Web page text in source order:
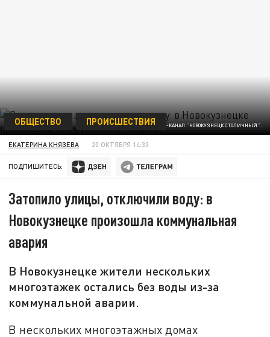
ФОТО: ТЕЛЕГРАМ-КАНАЛ "НОВОКУЗНЕЦК СТОЛИЧНЫЙ".
ОБЩЕСТВО ПРОИСШЕСТВИЯ
ЕКАТЕРИНА КНЯЗЕВА 20 ОКТЯБРЯ 14:33
ПОДПИШИТЕСЬ:
Затопило улицы, отключили воду: в
Новокузнецке произошла коммунальная
авария
В Новокузнецке жители нескольких
многоэтажек остались без воды из-за
коммунальной аварии.
В нескольких многоэтажных домах